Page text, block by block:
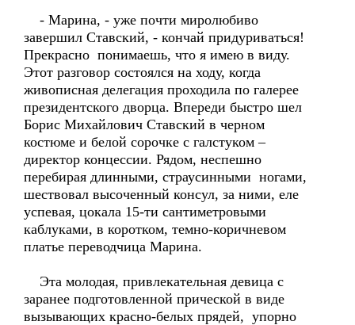
- Марина, - уже почти миролюбиво
завершил Ставский, - кончай придуриваться!
Прекрасно понимаешь, что я имею в виду.
Этот разговор состоялся на ходу, когда
живописная делегация проходила по галерее
президентского дворца. Впереди быстро шел
Борис Михайлович Ставский в черном
костюме и белой сорочке с галстуком –
директор концессии. Рядом, неспешно
перебирая длинными, страусинными ногами,
шествовал высоченный консул, за ними, еле
успевая, цокала 15-ти сантиметровыми
каблуками, в коротком, темно-коричневом
платье переводчица Марина.
Эта молодая, привлекательная девица с
заранее подготовленной прической в виде
вызывающих красно-белых прядей, упорно